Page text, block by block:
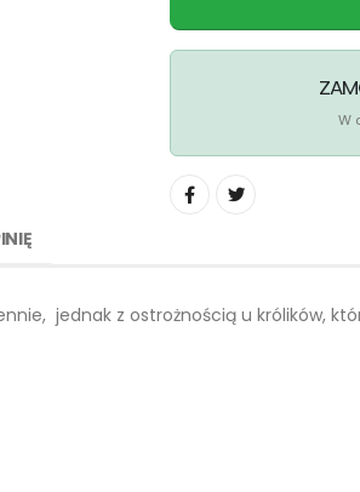
W
jednak z ostrożnością u królików,